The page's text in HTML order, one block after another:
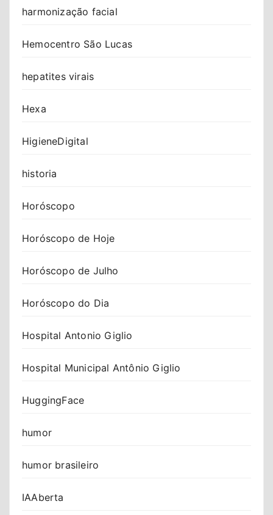
harmonização facial
Hemocentro São Lucas
hepatites virais
Hexa
HigieneDigital
historia
Horóscopo
Horóscopo de Hoje
Horóscopo de Julho
Horóscopo do Dia
Hospital Antonio Giglio
Hospital Municipal Antônio Giglio
HuggingFace
humor
humor brasileiro
IAAberta